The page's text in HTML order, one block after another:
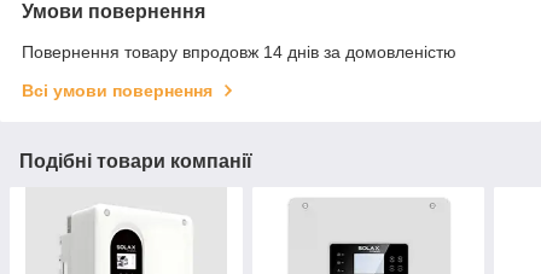
Умови повернення
Повернення товару впродовж 14 днів за домовленістю
Всі умови повернення
Подібні товари компанії